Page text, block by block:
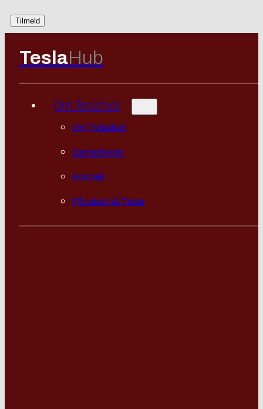
TeslaHub
Om Teslahub
Om Teslahub
Samarbejde
Kontakt
Få rabat på Tesla